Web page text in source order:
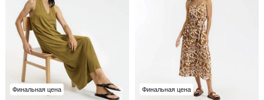
Финальная цена Финальная цена